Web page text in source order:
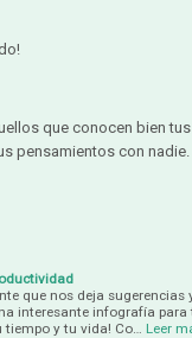
que conocen bien
pensamientos con nadie.
que nos deja
interesante infografía para
y tu vida! Co…
Leer